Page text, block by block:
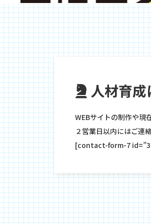
人材育
WEBサイトの制作や現
２営業日以内にはご連
[contact-form-7